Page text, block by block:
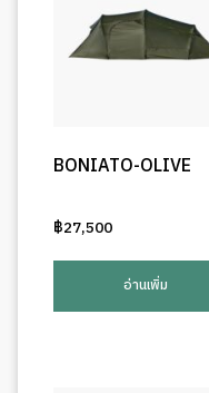
BONIATO-OLIVE
฿27,500
อ่านเพิ่ม